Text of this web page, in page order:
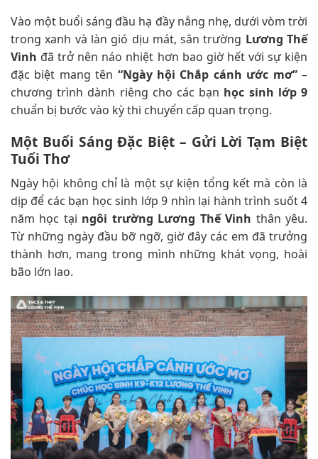
Vào một buổi sáng đầu hạ đầy nắng nhẹ, dưới vòm trời
trong xanh và làn gió dịu mát, sân trường Lương Thế
Vinh đã trở nên náo nhiệt hơn bao giờ hết với sự kiện
đặc biệt mang tên “Ngày hội Chắp cánh ước mơ”–
chương trình dành riêng cho các bạn học sinh lớp 9
chuẩn bị bước vào kỳ thi chuyển cấp quan trọng.
Một Buổi Sáng Đặc Biệt – Gửi Lời Tạm Biệt
Tuổi Thơ
Ngày hội không chỉ là một sự kiện tổng kết mà còn là
dịp để các bạn học sinh lớp 9 nhìn lại hành trình suốt 4
năm học tại ngôi trường Lương Thế Vinh thân yêu.
Từ những ngày đầu bỡ ngỡ, giờ đây các em đã trưởng
thành hơn, mang trong mình những khát vọng, hoài
bão lớn lao.